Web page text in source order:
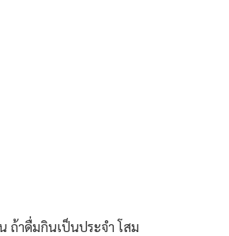
ถ้าดื่มกินเป็นประจำ โสม